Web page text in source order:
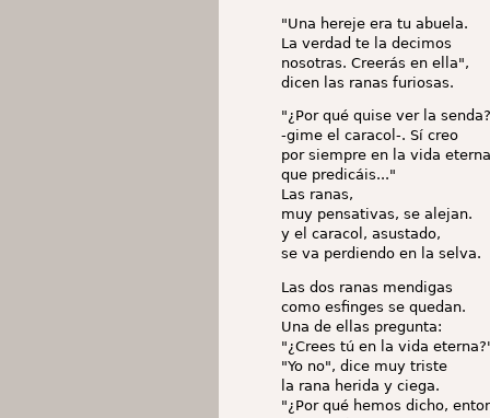
"Una hereje era tu abuela.
La verdad te la decimos
nosotras. Creerás en ella",
dicen las ranas furiosas.
"¿Por qué quise ver la
-gime el caracol-. Sí creo
por siempre en la vida
que predicáis..."
Las ranas,
muy pensativas, se alejan.
y el caracol, asustado,
se va perdiendo en la selva.
Las dos ranas mendigas
como esfinges se quedan.
Una de ellas pregunta:
"¿Crees tú en la vida
"Yo no", dice muy triste
la rana herida y ciega.
"¿Por qué hemos dicho,